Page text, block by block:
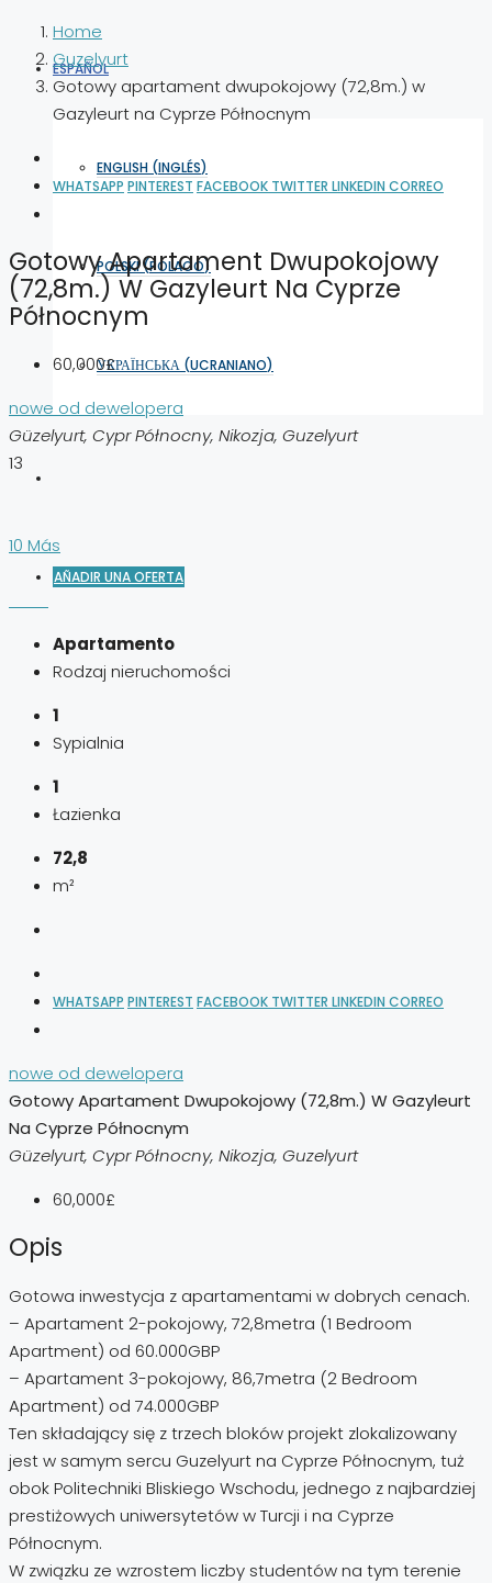
ESPAÑOL
ENGLISH (INGLÉS)
POLSKI(POLACO)
УКРАЇНСЬКА (UCRANIANO)
AÑADIR UNA OFERTA
Home
Guzelyurt
Gotowy apartament dwupokojowy (72,8m.) w
Gazyleurt na Cyprze Północnym
WHATSAPP PINTEREST FACEBOOK TWITTER LINKEDIN CORREO
Gotowy Apartament Dwupokojowy
(72,8m.) W Gazyleurt Na Cyprze
Północnym
60,000£
nowe od dewelopera
Güzelyurt, Cypr Północny, Nikozja, Guzelyurt
13
10 Más
Apartamento
Rodzaj nieruchomości
1
Sypialnia
1
Łazienka
72,8
m²
WHATSAPP PINTEREST FACEBOOK TWITTER LINKEDIN CORREO
nowe od dewelopera
Gotowy Apartament Dwupokojowy (72,8m.) W Gazyleurt
Na Cyprze Północnym
Güzelyurt, Cypr Północny, Nikozja, Guzelyurt
60,000£
Opis
Gotowa inwestycja z apartamentami w dobrych cenach.
– Apartament 2-pokojowy, 72,8metra (1 Bedroom
Apartment) od 60.000GBP
– Apartament 3-pokojowy, 86,7metra (2 Bedroom
Apartment) od 74.000GBP
Ten składający się z trzech bloków projekt zlokalizowany
jest w samym sercu Guzelyurt na Cyprze Północnym, tuż
obok Politechniki Bliskiego Wschodu, jednego z najbardziej
prestiżowych uniwersytetów w Turcji i na Cyprze
Północnym.
W związku ze wzrostem liczby studentów na tym terenie